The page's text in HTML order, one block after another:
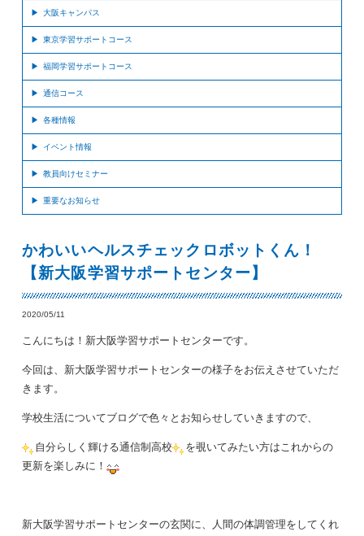
大阪キャンパス
東京学習サポートコース
福岡学習サポートコース
通信コース
各種情報
イベント情報
教員向けセミナー
重要なお知らせ
かわいいヘルスチェックロボットくん！
【新大阪学習サポートセンター】
2020/05/11
こんにちは！新大阪学習サポートセンターです。
今回は、新大阪学習サポートセンターの様子をお伝えさせていただ
きます。
学校生活についてブログで色々とお知らせしていきますので、
自分らしく輝ける通信制高校
を覗いてみたい方はこれからの
更新を楽しみに！
新大阪学習サポートセンターの玄関に、人間の体調管理をしてくれ